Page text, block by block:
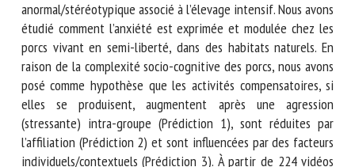
comportement anormal/stéréotypique associé à l’élevage
intensif. Nous avons étudié comment l’anxiété est exprimée
et modulée chez les porcs vivant en semi-liberté, dans des
habitats naturels. En raison de la complexité socio-cognitive
des porcs, nous avons posé comme hypothèse que les
activités compensatoires, si elles se produisent,
augmentent après une agression (stressante) intra-groupe
(Prédiction 1), sont réduites par l’affiliation (Prédiction 2) et
sont influencées par des facteurs individuels/contextuels
En soumettant ce formulaire, j'accepte que les
informations saisies soient utilisées dans le cadre de la
relation avec le CNR BEA. *
Les champs suivis de * sont obligatoires